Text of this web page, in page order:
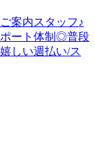
案内スタッフ♪
ート体制◎普段
しい週払い/ス